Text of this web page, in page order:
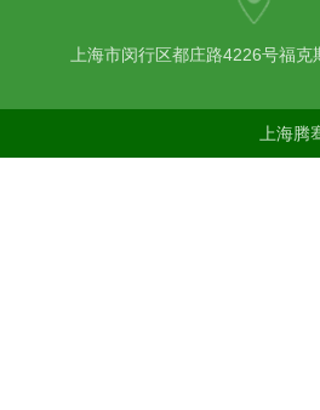
上海市闵行区都庄路4226号福
上海